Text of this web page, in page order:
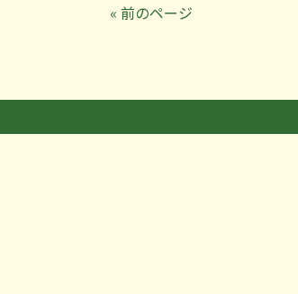
« 前のページ